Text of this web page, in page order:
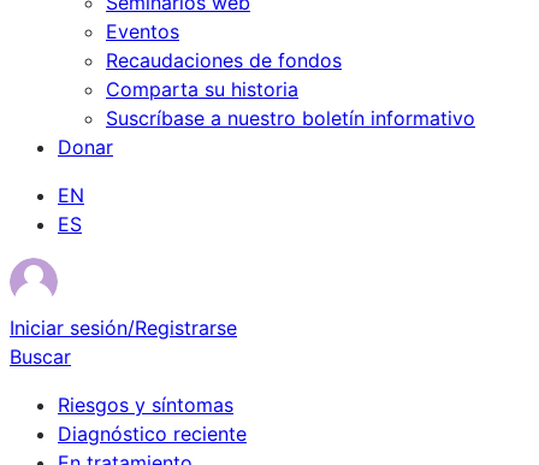
Eventos
Recaudaciones de fondos
Comparta su historia
Suscríbase a nuestro boletín informativo
Donar
EN
ES
Iniciar sesión/Registrarse
Buscar
Riesgos y síntomas
Diagnóstico reciente